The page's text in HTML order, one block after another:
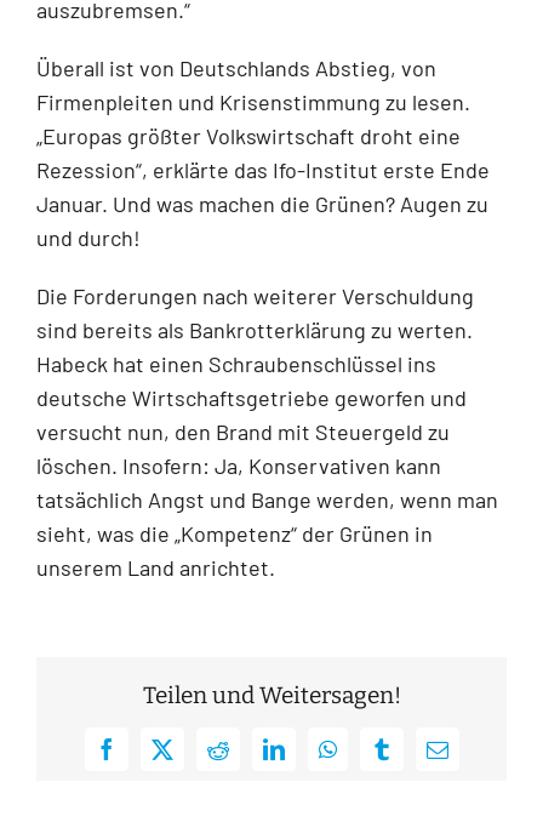
auszubremsen.“
Überall ist von Deutschlands Abstieg, von
Firmenpleiten und Krisenstimmung zu lesen.
„Europas größter Volkswirtschaft droht eine
Rezession“, erklärte das Ifo-Institut erste Ende
Januar. Und was machen die Grünen? Augen zu
und durch!
Die Forderungen nach weiterer Verschuldung
sind bereits als Bankrotterklärung zu werten.
Habeck hat einen Schraubenschlüssel ins
deutsche Wirtschaftsgetriebe geworfen und
versucht nun, den Brand mit Steuergeld zu
löschen. Insofern: Ja, Konservativen kann
tatsächlich Angst und Bange werden, wenn man
sieht, was die „Kompetenz“ der Grünen in
unserem Land anrichtet.
Teilen und Weitersagen!
Facebook
X RedditLinkedInWhatsAppTumblrE-